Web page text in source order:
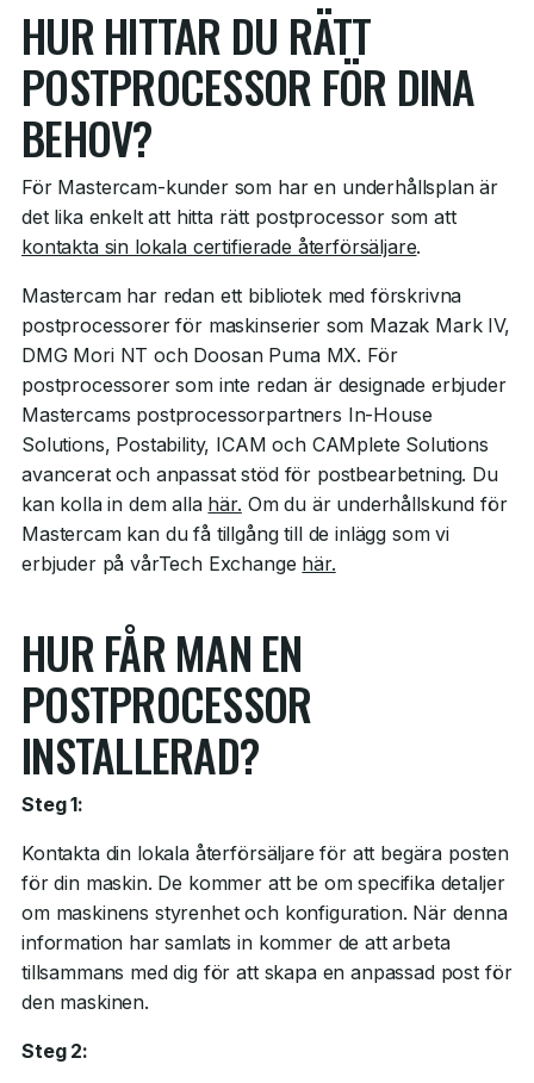
HUR HITTAR DU RÄTT
POSTPROCESSOR FÖR DINA
BEHOV?
För Mastercam-kunder som har en underhållsplan är
det lika enkelt att hitta rätt postprocessor som att
kontakta sin lokala certifierade återförsäljare.
Mastercam har redan ett bibliotek med förskrivna
postprocessorer för maskinserier som Mazak Mark IV,
DMG Mori NT och Doosan Puma MX. För
postprocessorer som inte redan är designade erbjuder
Mastercams postprocessorpartners In-House
Solutions, Postability, ICAM och CAMplete Solutions
avancerat och anpassat stöd för postbearbetning. Du
kan kolla in dem alla här. Om du är underhållskund för
Mastercam kan du få tillgång till de inlägg som vi
erbjuder på vårTech Exchange här.
HUR FÅR MAN EN
POSTPROCESSOR
INSTALLERAD?
Steg 1:
Kontakta din lokala återförsäljare för att begära posten
för din maskin. De kommer att be om specifika detaljer
om maskinens styrenhet och konfiguration. När denna
information har samlats in kommer de att arbeta
tillsammans med dig för att skapa en anpassad post för
den maskinen.
Steg 2: